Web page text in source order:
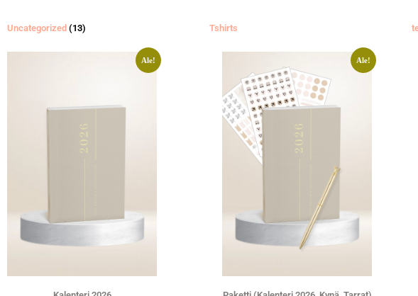
Uncategorized (13) Tshirts
Ale! Ale!